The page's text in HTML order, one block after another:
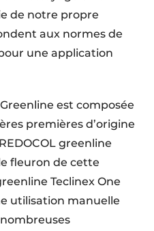
de notre propre
aux normes de
une application
est composée
premières d’origine
greenline
fleuron de cette
Teclinex One
utilisation manuelle